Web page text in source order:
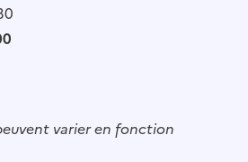
varier en fonction